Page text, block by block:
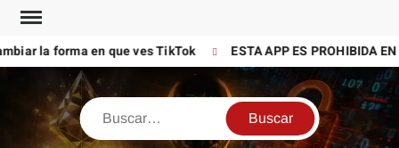
Saltar
contenido
la forma en que ves TikTok ESTA APP ES PROHIBIDA
Buscar